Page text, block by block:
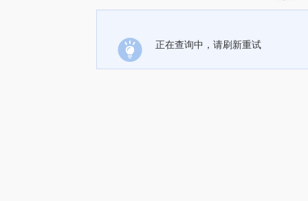
正在查询中，请刷新重试